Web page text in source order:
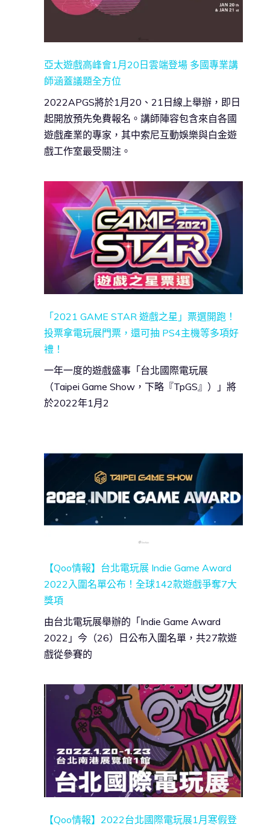
亞太遊戲高峰會1月20日雲端登場 多國專業講
師涵蓋議題全方位
2022APGS將於1月20、21日線上舉辦，即日
起開放預先免費報名。講師陣容包含來自各國
遊戲產業的專家，其中索尼互動娛樂與白金遊
戲工作室最受關注。
「2021 GAME STAR 遊戲之星」票選開跑！
投票拿電玩展門票，還可抽 PS4主機等多項好
禮！
一年一度的遊戲盛事「台北國際電玩展
（Taipei Game Show，下略『TpGS』）」將
於2022年1月2
【Qoo情報】台北電玩展 Indie Game Award
2022入圍名單公布！全球142款遊戲爭奪7大
獎項
由台北電玩展舉辦的「Indie Game Award
2022」今（26）日公布入圍名單，共27款遊
戲從參賽的
【Qoo情報】2022台北國際電玩展1月寒假登